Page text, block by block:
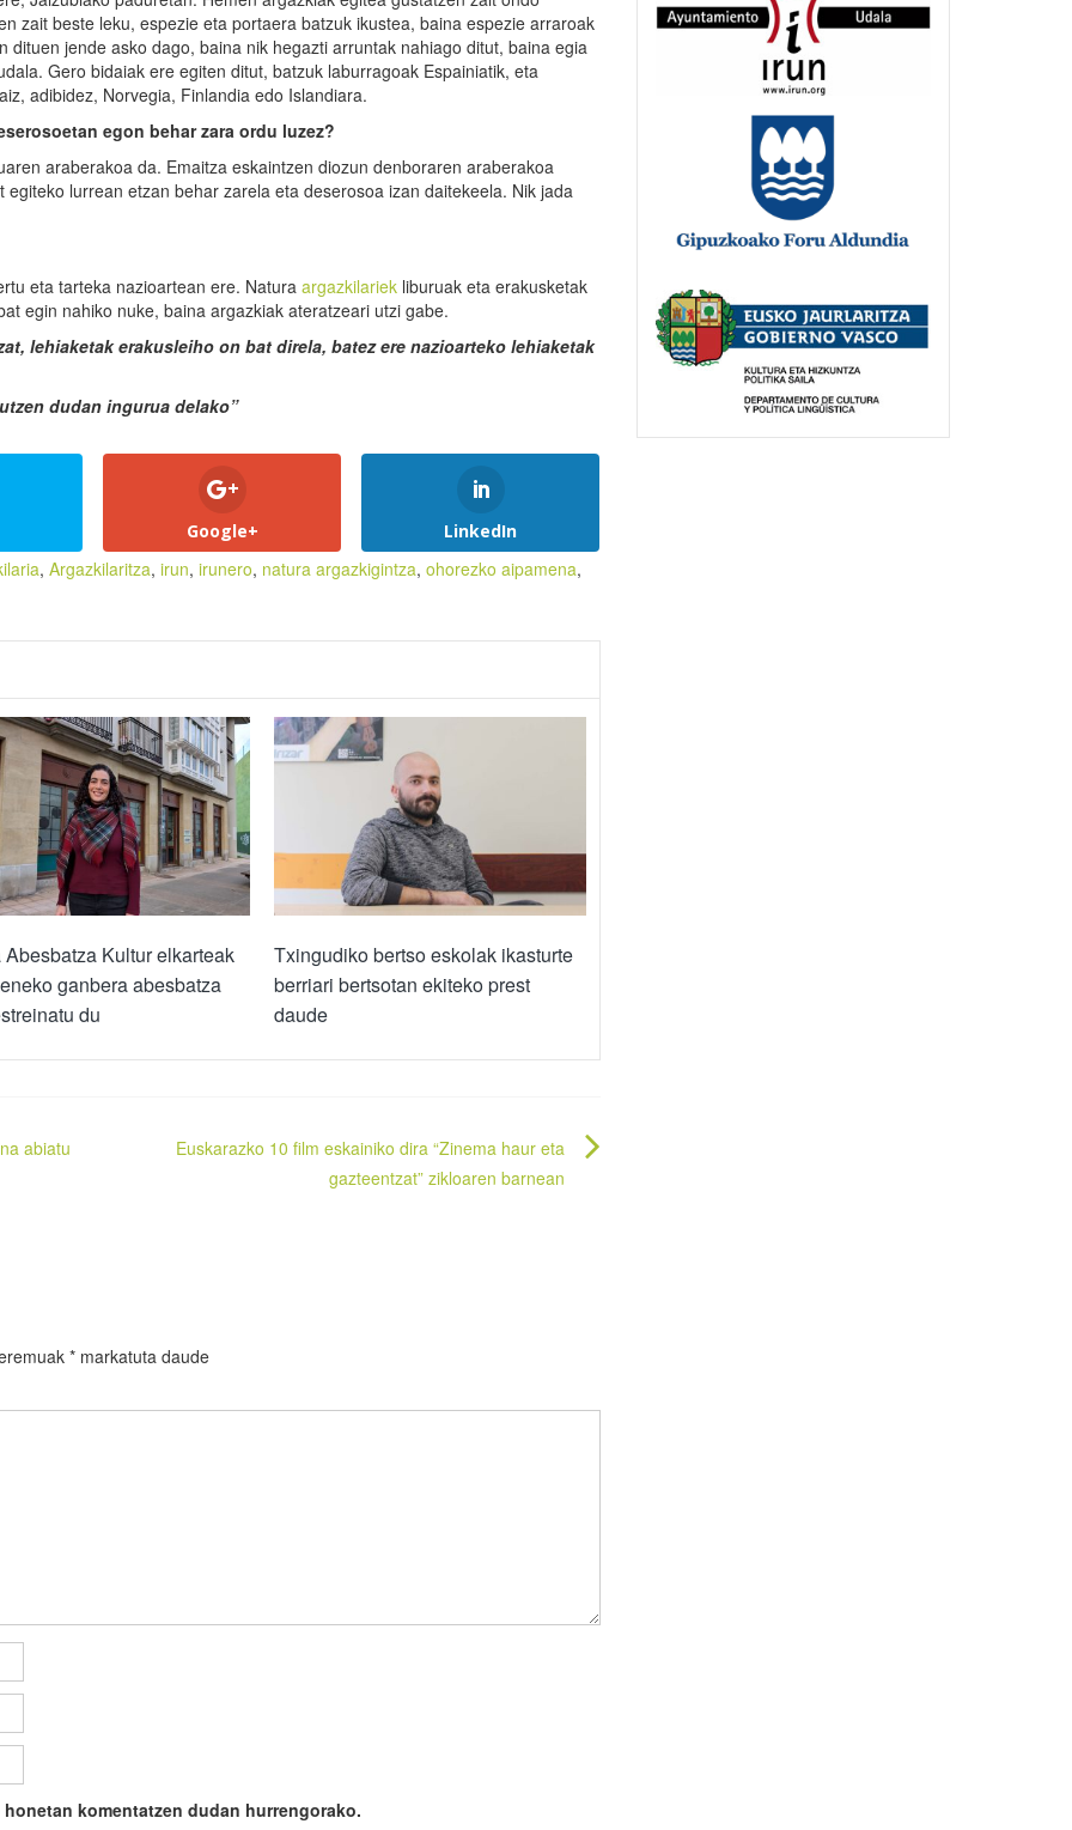
zait beste leku, espezie eta portaera batzuk ikustea, baina espezie arraroak
jende asko dago, baina nik hegazti arruntak nahiago ditut, baina egia
Gero bidaiak ere egiten ditut, batzuk laburragoak Espainiatik, eta
adibidez, Norvegia, Finlandia edo Islandiara.
egon behar zara ordu luzez?
araberakoa da. Emaitza eskaintzen diozun denboraren araberakoa
lurrean etzan behar zarela eta deserosoa izan daitekeela. Nik jada
eta tarteka nazioartean ere. Natura argazkilariek liburuak eta erakusketak
egin nahiko nuke, baina argazkiak ateratzeari utzi gabe.
lehiaketak erakusleiho on bat direla, batez ere nazioarteko lehiaketak
dudan ingurua delako”
Google+ LinkedIn
, Argazkilaritza, irun, irunero, natura argazkigintza, ohorezko aipamena,
Abesbatza Kultur elkarteak
ganbera abesbatza
du
Txingudiko bertso eskolak ikasturte
berriari bertsotan ekiteko prest
daude
abiatu
Euskarazko 10 film eskainiko dira “Zinema haur eta
gazteentzat” zikloaren barnean
* markatuta daude
komentatzen dudan hurrengorako.